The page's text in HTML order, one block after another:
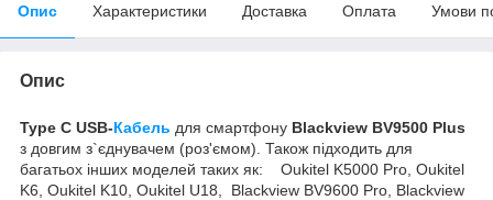
Опис Характеристики Доставка Оплата Умови
Опис
Type C USB-Кабель для смартфону Blackview BV9500 Plus
з довгим з`єднувачем (роз'ємом). Також підходить для
багатьох інших моделей таких як:
Oukitel K5000 Pro, Oukitel
K6, Oukitel K10, Oukitel U18,
Blackview BV9600 Pro, Blackview